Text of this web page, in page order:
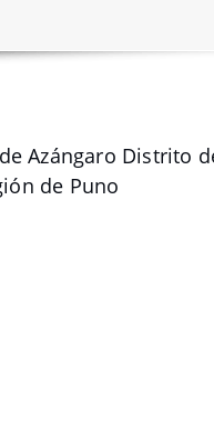
Azángaro Distrito
de Puno